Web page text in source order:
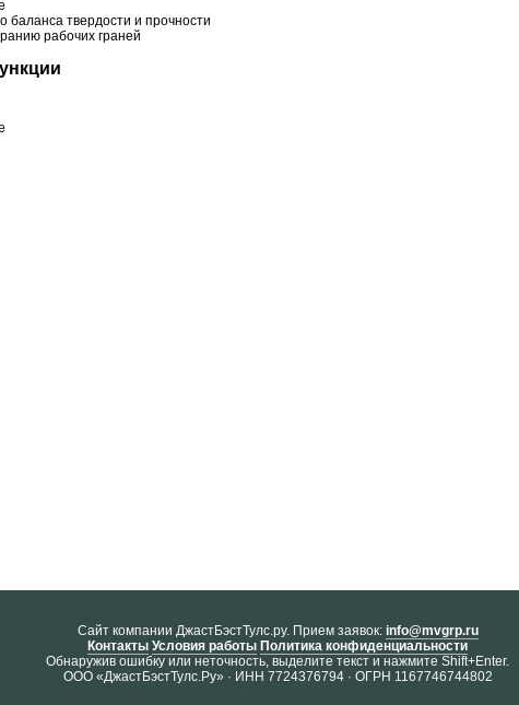
баланса твердости и прочности
рабочих граней
Cайт компании ДжастБэстТулс.ру. Прием заявок: info@mvgrp.ru
Контакты Условия работы Политика конфиденциальности
Обнаружив ошибку или неточность, выделите текст и нажмите Shift+Enter.
ООО «ДжастБэстТулс.Ру» · ИНН 7724376794 · ОГРН 1167746744802